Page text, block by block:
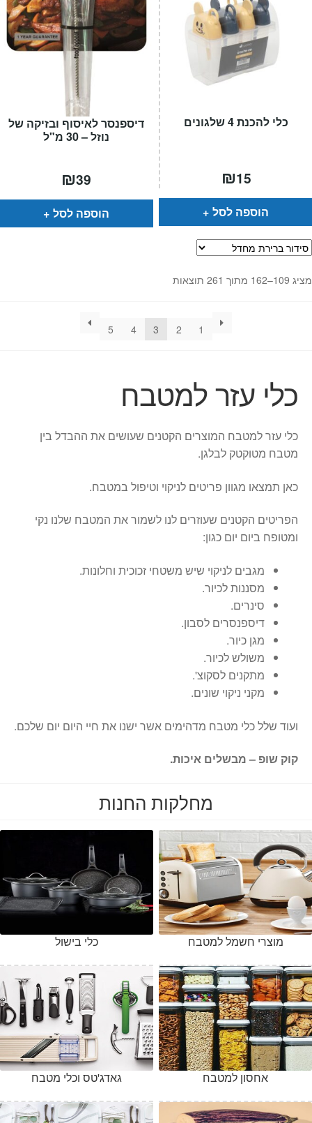
דיספנסר לאיסוף ובזיקה של
נוזל – 30 מ"ל
₪39
הוספה לסל
כלי להכנת 4 שלגונים
₪15
הוספה לסל
מציג 109–162 מתוך 261 תוצאות
1
2
3
4
5
כלי עזר למטבח
כלי עזר למטבח המוצרים הקטנים שעושים את ההבדל בין
מטבח מטוקטק לבלגן.
כאן תמצאו מגוון פריטים לניקוי וטיפול במטבח.
הפריטים הקטנים שעוזרים לנו לשמור את המטבח שלנו נקי
ומטופח ביום יום כגון:
מגבים לניקוי שיש משטחי זכוכית וחלונות.
מסננות לכיור.
סינרים.
דיספנסרים לסבון.
מגן כיור.
משולש לכיור.
מתקנים לסקוצ'.
מקני ניקוי שונים.
ועוד שלל כלי מטבח מדהימים אשר ישנו את חיי היום יום שלכם.
קוק שופ – מבשלים איכות.
מחלקות החנות
כלי בישול מוצרי חשמל למטבח
גאדג'טס וכלי מטבח אחסון למטבח